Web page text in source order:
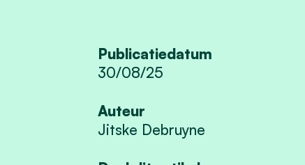
Publicatiedatum
30/08/25
Auteur
Jitske Debruyne